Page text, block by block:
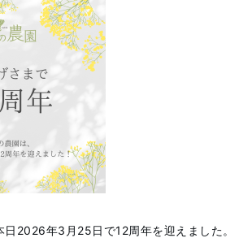
日2026年3月25日で12周年を迎えました。